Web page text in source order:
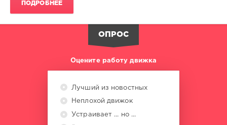
ПОДРОБНЕЕ
ОПРОС
Оцените работу движка
Лучший из новостных
Неплохой движок
Устраивает ... но ...